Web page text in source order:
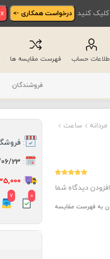
کنید درخواست همکاری -> x بستن
حساب فهرست مقایسه ها
فروشندگان
مردانه
ساعت
افزودن دیدگاه شما
به فهرست مقایسه
:
:
23
:
35,000 - 60,000
0
7